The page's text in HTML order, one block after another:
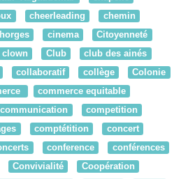
cheerleading
chemin
cinema
Citoyenneté
clown Club
club des ainés
collaboratif collège
Colonie
commerce equitable
communication
competition
comptétition
concert
conference
conférences
Convivialité
Coopération